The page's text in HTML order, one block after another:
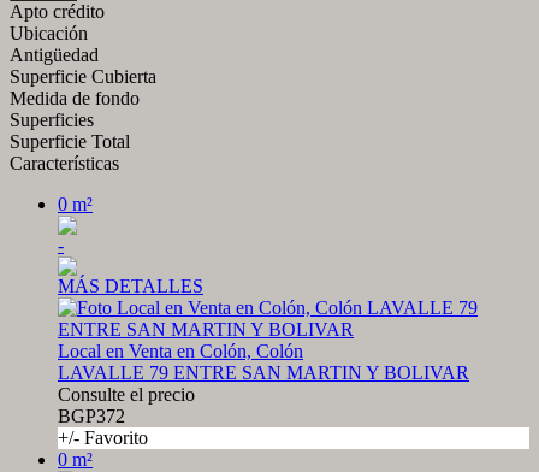
Apto crédito
Ubicación
Antigüedad
Superficie Cubierta
Medida de fondo
Superficies
Superficie Total
Características
0 m²
-
MÁS DETALLES
Local en Venta en Colón, Colón
LAVALLE 79 ENTRE SAN MARTIN Y BOLIVAR
Consulte el precio
BGP372
+/- Favorito
0 m²